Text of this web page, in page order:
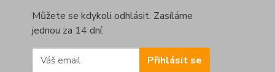
Můžete se kdykoli odhlásit. Zasíláme
jednou za 14 dní.
Přihlásit se